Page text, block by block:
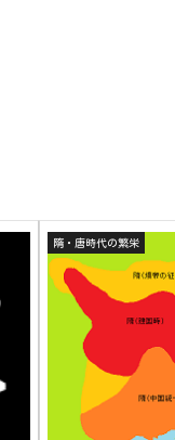
隋・唐時代の繁栄